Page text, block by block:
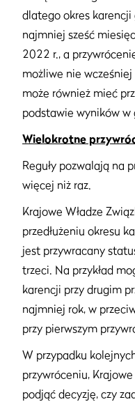
dlatego okres
najmniej sześć
2022 r., a
możliwe nie
może również mieć
podstawie wyników w
Wielokrotne
Reguły pozwalają na
więcej niż raz.
Krajowe Władze
przedłużeniu okresu
jest przywracany
trzeci. Na przykład
karencji przy drugim
najmniej rok, w
przy pierwszym
W przypadku
przywróceniu,
podjąć decyzję, czy